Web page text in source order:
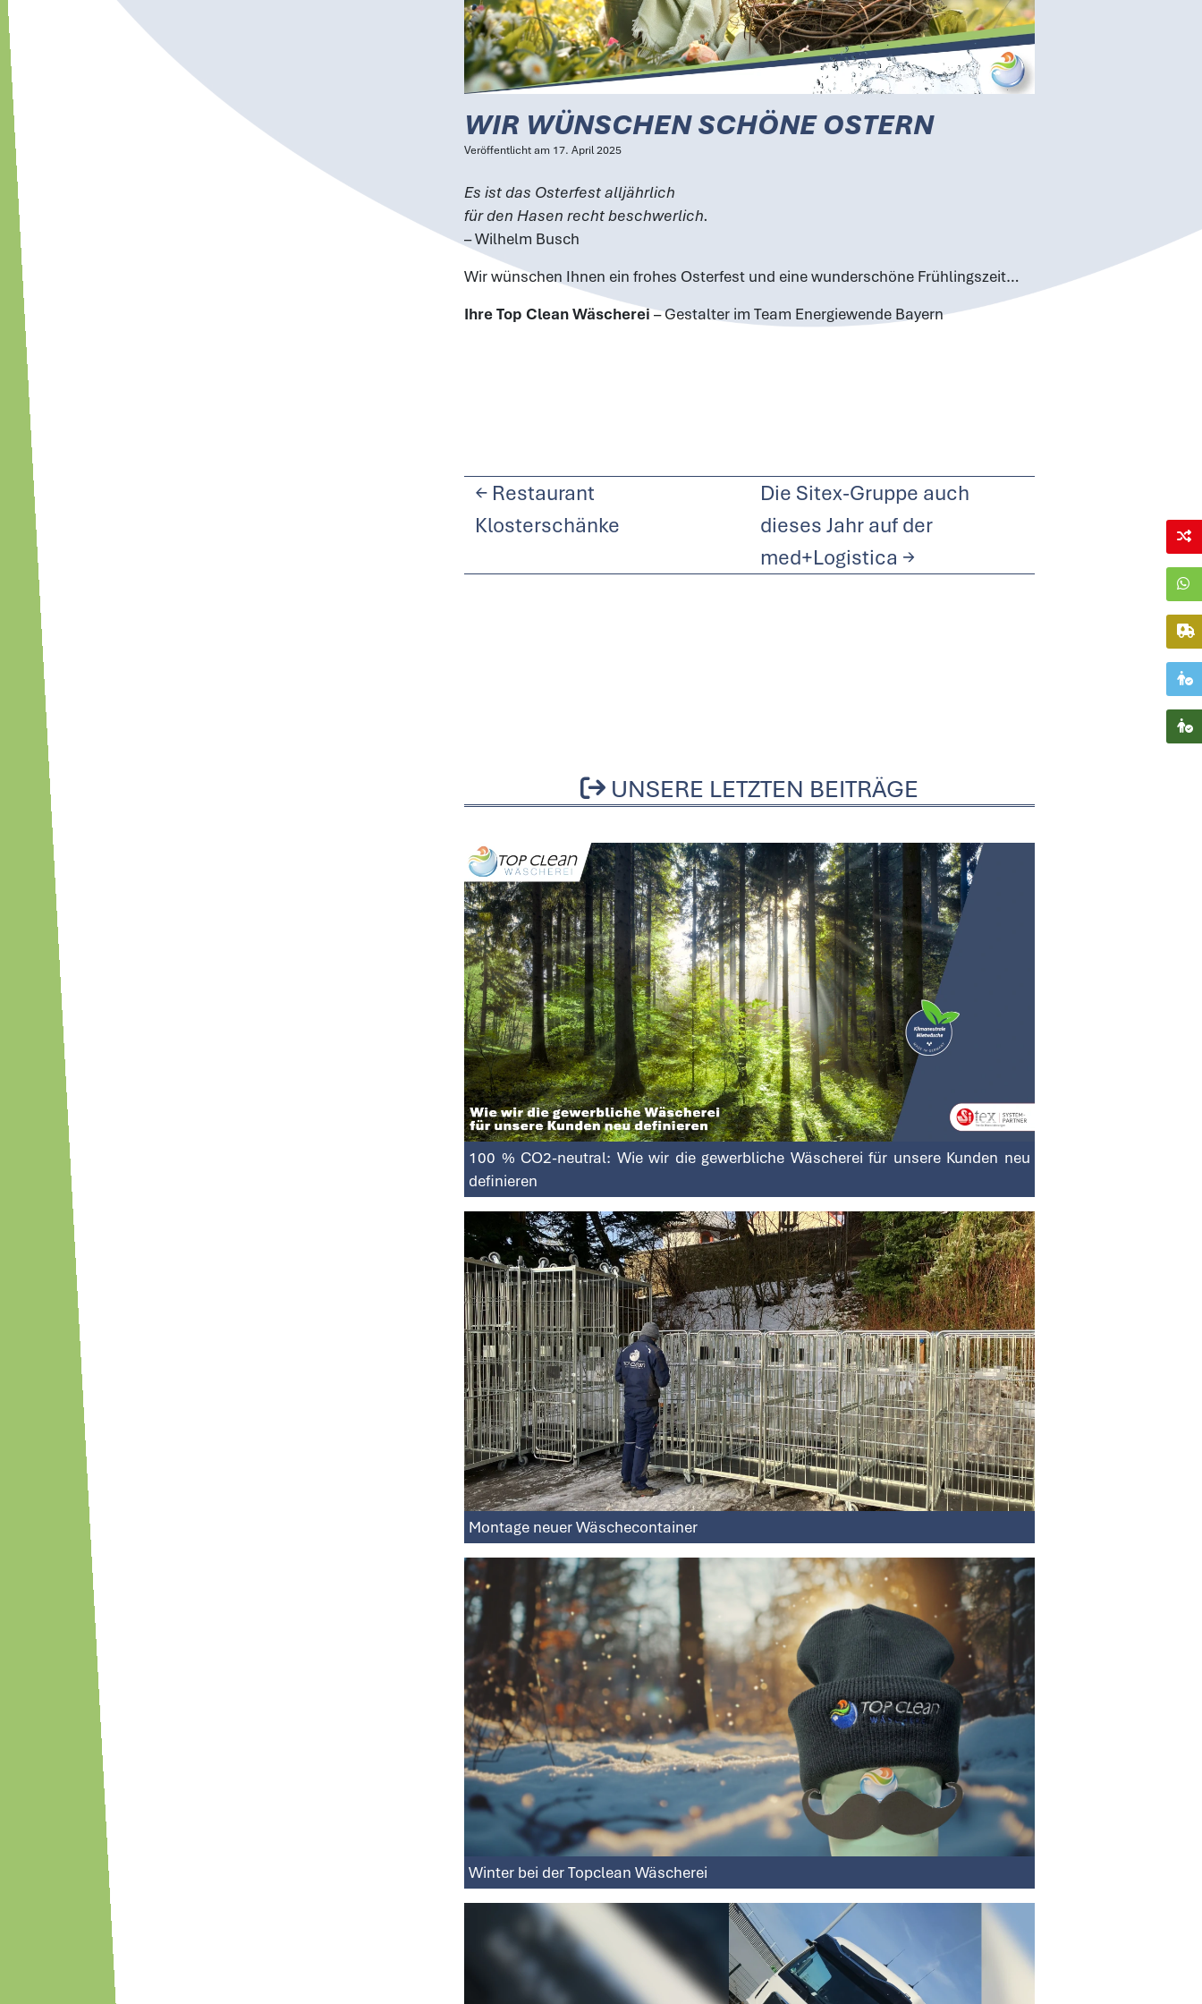
WIR WÜNSCHEN SCHÖNE OSTERN
Veröffentlicht am 17. April 2025
Es ist das Osterfest alljährlich
für den Hasen recht beschwerlich.
– Wilhelm Busch
Wir wünschen Ihnen ein frohes Osterfest und eine wunderschöne Frühlingszeit…
Ihre Top Clean Wäscherei–Gestalter im Team Energiewende Bayern
← Restaurant
Klosterschänke
Die Sitex-Gruppe auch
dieses Jahr auf der
med+Logistica →
UNSERE LETZTEN BEITRÄGE
100 % CO2-neutral: Wie wir die gewerbliche Wäscherei für unsere Kunden neu
definieren
Montage neuer Wäschecontainer
Winter bei der Topclean Wäscherei